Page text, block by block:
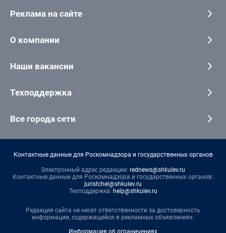
Реклама на сайте
О компании
Наши вакансии
Техподдержка
Все города сети
Контактные данные для Роскомнадзора и государственных органов
Электронный адрес редакции: rednews@shkulev.ru
Контактные данные для Роскомнадзора и государственных органов:
juristchel@shkulev.ru
Техподдержка: help@shkulev.ru
Редакция сайта не несет ответственности за достоверность
информации, содержащейся в рекламных объявлениях.